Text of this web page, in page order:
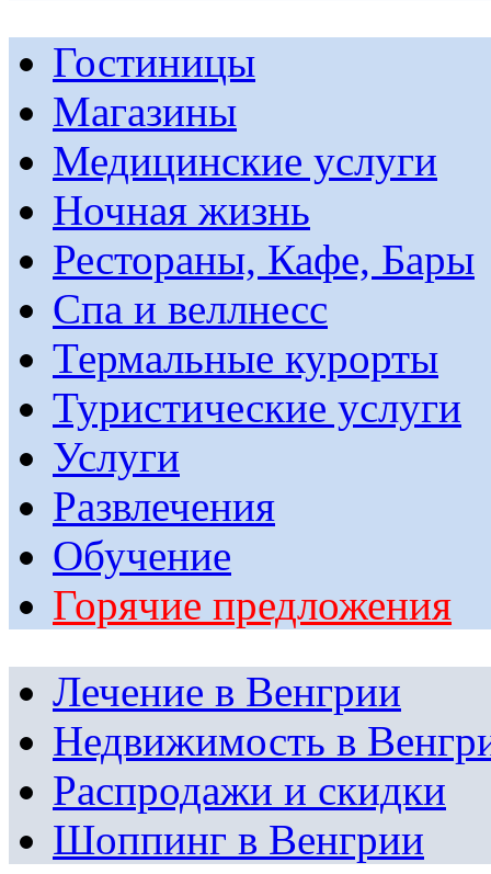
Гостиницы
Магазины
Медицинские услуги
Ночная жизнь
Рестораны, Кафе, Бары
Спа и веллнесс
Термальные курорты
Туристические услуги
Услуги
Развлечения
Обучение
Горячие предложения
Лечение в Венгрии
Недвижимость в
Распродажи и скидки
Шоппинг в Венгрии